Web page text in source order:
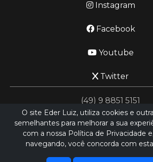
Instagram
Facebook
Youtube
Twitter
(49) 9 8851 5151
Desenvolvido porLN
O site Eder Luiz, utiliza cookies e
semelhantes para melhorar a sua
com a nossa Política de Privacidade
navegando, você concorda com